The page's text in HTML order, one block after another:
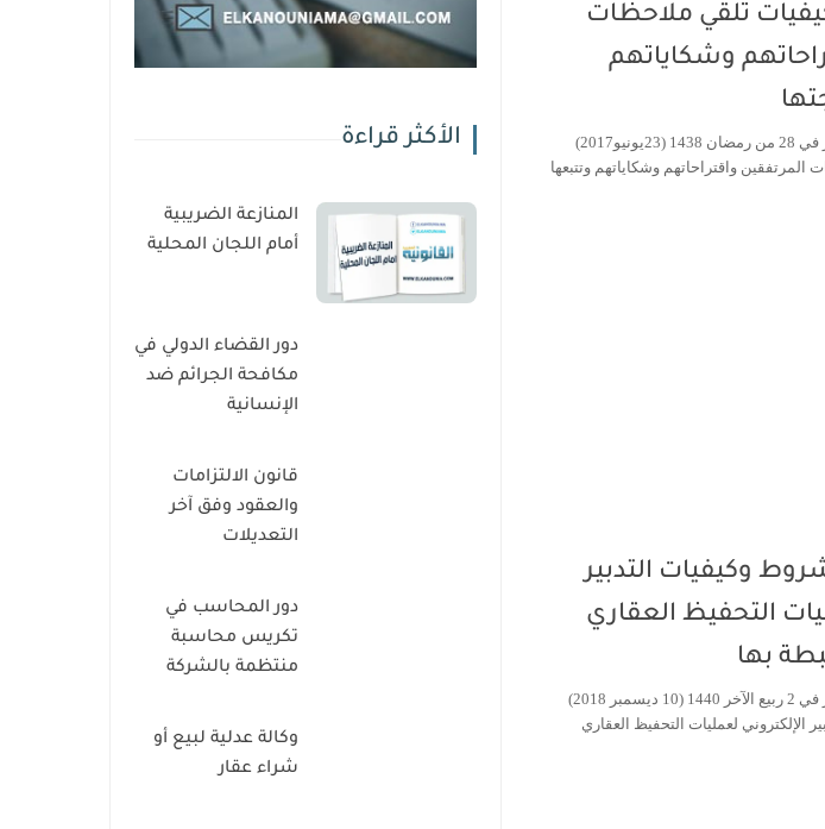
تلقي ملاحظات
وشكاياتهم
مرسوم رقم 2.17.265 صادر في 28 من رمضان 1438 (23يونيو2017)
المرتفقين واقتراحاتهم وشكاياتهم وتتبعها
وكيفيات التدبير
التحفيظ العقاري
بها
مرسوم رقم 2.18.181 صادر في 2 ربيع الآخر 1440 (10 ديسمبر 2018)
الإلكتروني لعمليات التحفيظ العقاري
الأكثر قراءة
المنازعة الضريبية
أمام اللجان المحلية
دور القضاء الدولي في
مكافحة الجرائم ضد
الإنسانية
قانون الالتزامات
والعقود وفق آخر
التعديلات
دور المحاسب في
تكريس محاسبة
منتظمة بالشركة
وكالة عدلية لبيع أو
شراء عقار